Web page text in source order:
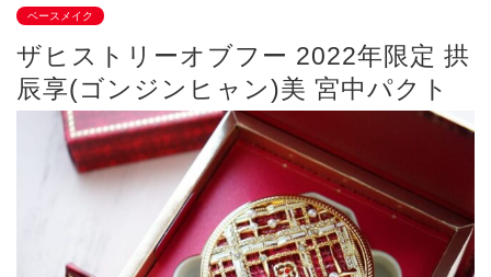
ベースメイク
ザヒストリーオブフー 2022年限定 拱
辰享(ゴンジンヒャン)美 宮中パクト